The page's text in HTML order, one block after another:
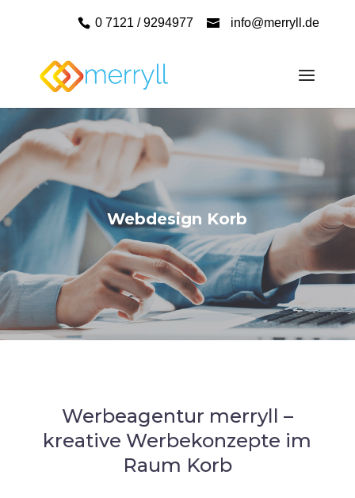
0 7121 / 9294977 info@merryll.de
Webdesign Korb
Werbeagentur merryll –
kreative Werbekonzepte im
Raum Korb